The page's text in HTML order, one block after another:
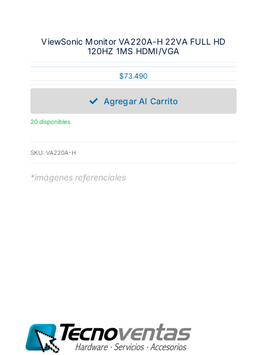
ViewSonic Monitor VA220A-H 22VA FULL HD
120HZ 1MS HDMI/VGA
$73.490
Agregar Al Carrito
20 disponibles
SKU: VA220A-H
*imágenes referenciales